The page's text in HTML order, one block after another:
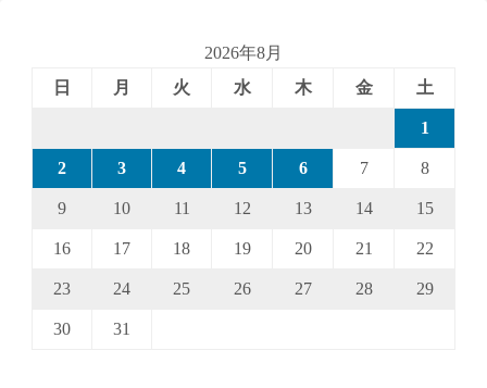
2026年8月
日
月 火 水 木 金 土
1
2 3 4 5 6 7 8
9 10 11 12 13 14 15
16 17 18 19 20 21 22
23 24 25 26 27 28 29
30 31